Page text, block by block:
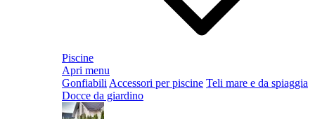
Piscine
Apri menu
Gonfiabili Accessori per piscine Teli mare e da spiaggia
Docce da giardino